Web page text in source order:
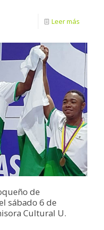
Leer más
de
sábado 6 de
Cultural U.